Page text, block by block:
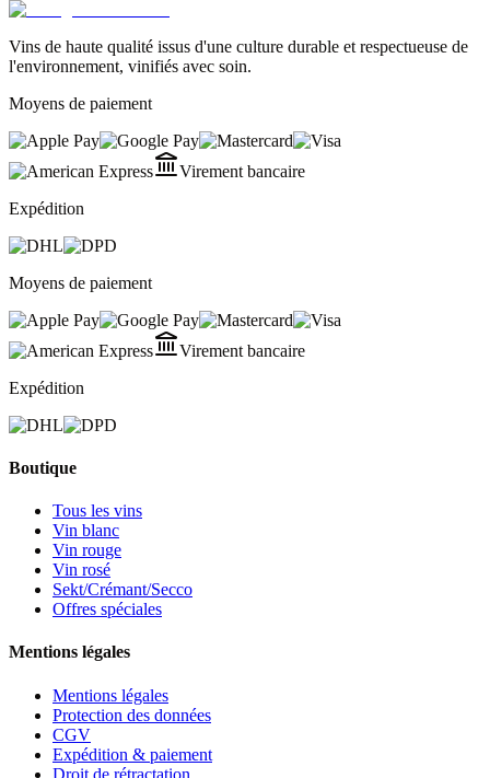
Vins de haute qualité issus d'une culture durable et respectueuse de
l'environnement, vinifiés avec soin.
Moyens de paiement
Virement bancaire
Expédition
Moyens de paiement
Virement bancaire
Expédition
Boutique
Tous les vins
Vin blanc
Vin rouge
Vin rosé
Sekt/Crémant/Secco
Offres spéciales
Mentions légales
Mentions légales
Protection des données
CGV
Expédition & paiement
Droit de rétractation